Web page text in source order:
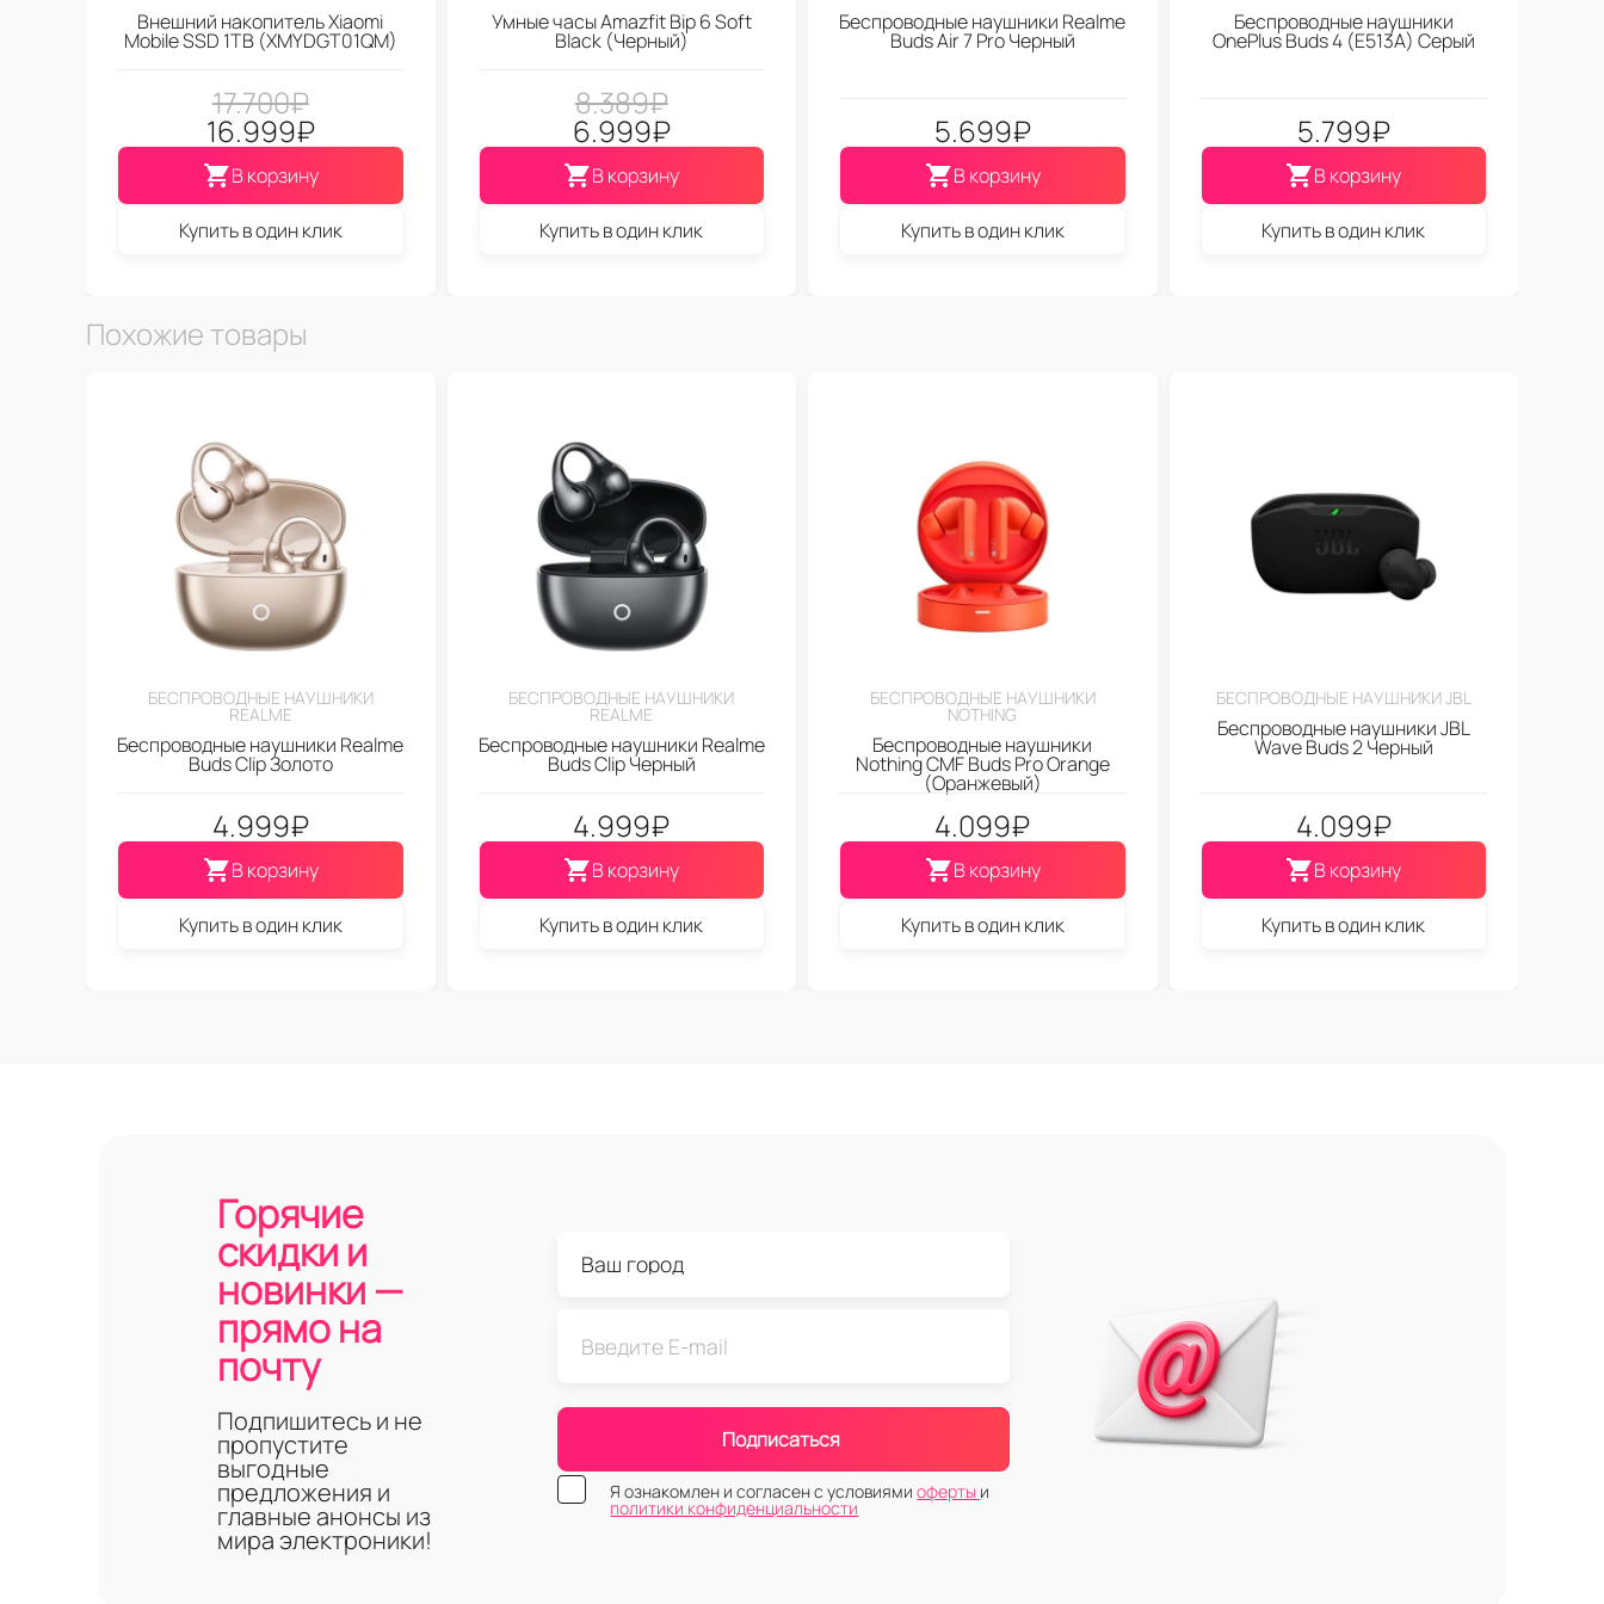
Внешний накопитель Xiaomi
Mobile SSD 1TB (XMYDGT01QM)
17.700₽
16.999₽
В корзину
Купить в один клик
Умные часы Amazfit Bip 6 Soft
Black (Черный)
8.389₽
6.999₽
В корзину
Купить в один клик
Беспроводные наушники Realme
Buds Air 7 Pro Черный
5.699₽
В корзину
Купить в один клик
Беспроводные наушники
OnePlus Buds 4 (E513A) Серый
5.799₽
В корзину
Купить в один клик
Похожие товары
БЕСПРОВОДНЫЕ НАУШНИКИ
REALME
Беспроводные наушники Realme
Buds Clip Золото
4.999₽
В корзину
Купить в один клик
БЕСПРОВОДНЫЕ НАУШНИКИ
REALME
Беспроводные наушники Realme
Buds Clip Черный
4.999₽
В корзину
Купить в один клик
БЕСПРОВОДНЫЕ НАУШНИКИ
NOTHING
Беспроводные наушники
Nothing CMF Buds Pro Orange
(Оранжевый)
4.099₽
В корзину
Купить в один клик
БЕСПРОВОДНЫЕ НАУШНИКИ JBL
Беспроводные наушники JBL
Wave Buds 2 Черный
4.099₽
В корзину
Купить в один клик
Горячие
скидки и
новинки —
прямо на
почту
Подпишитесь и не
пропустите
выгодные
предложения и
главные анонсы из
мира электроники!
Подписаться
Я ознакомлен и согласен с условиямиоферты и
политики конфиденциальности